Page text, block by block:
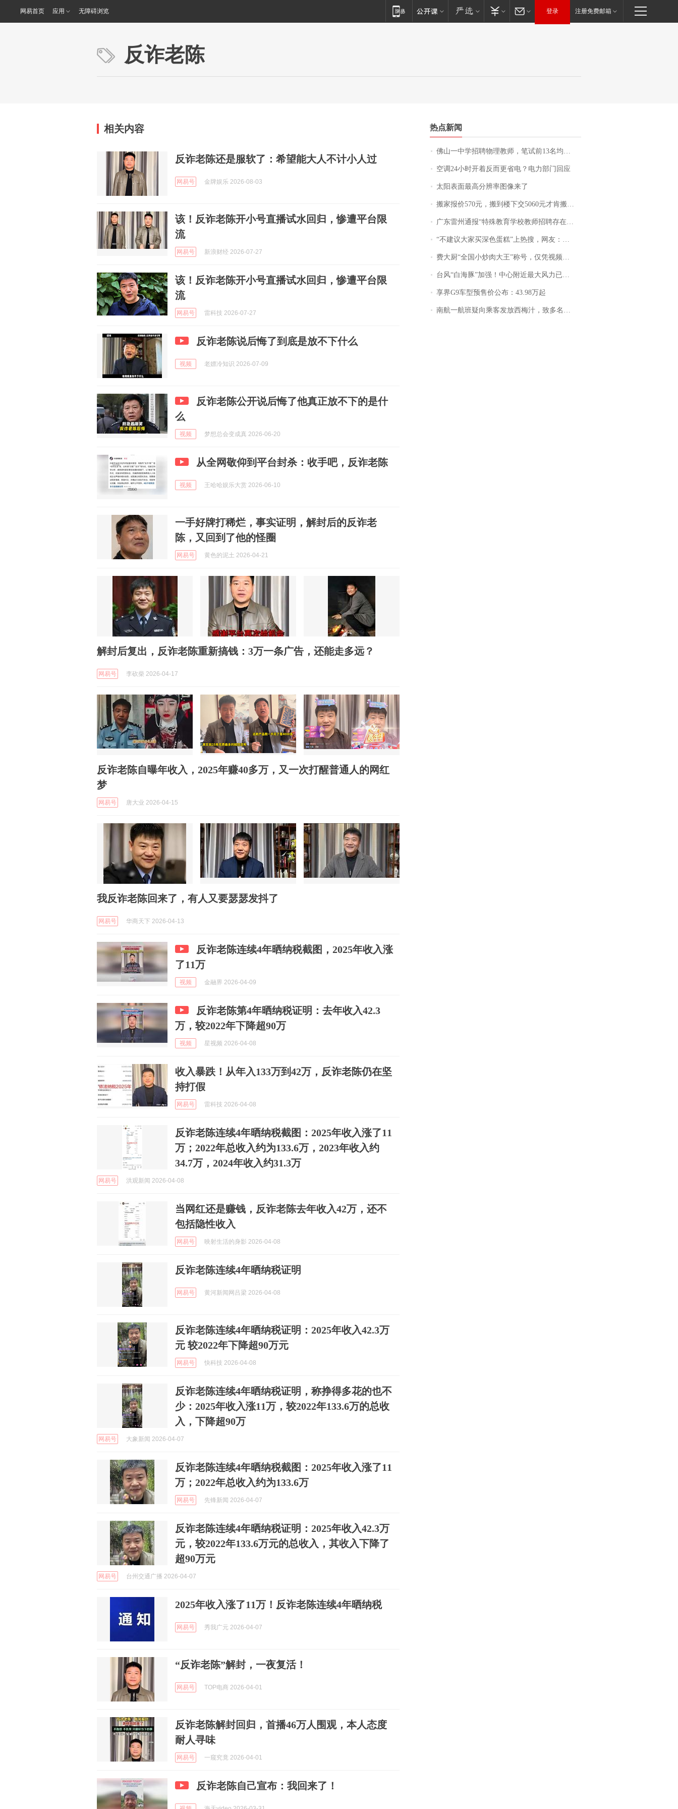
网易首页 应用 无障碍浏览 登录 注册免费邮箱
反诈老陈
相关内容
反诈老陈还是服软了：希望能大人不计小人过
网易号 金牌娱乐 2026-08-03
该！反诈老陈开小号直播试水回归，惨遭平台限
流
网易号 新浪财经 2026-07-27
该！反诈老陈开小号直播试水回归，惨遭平台限
流
网易号 雷科技 2026-07-27
反诈老陈说后悔了到底是放不下什么
视频 老嫖冷知识 2026-07-09
反诈老陈公开说后悔了他真正放不下的是什
么
视频 梦想总会变成真 2026-06-20
从全网敬仰到平台封杀：收手吧，反诈老陈
视频 王哈哈娱乐大赏 2026-06-10
一手好牌打稀烂，事实证明，解封后的反诈老
陈，又回到了他的怪圈
网易号 黄色的泥土 2026-04-21
解封后复出，反诈老陈重新搞钱：3万一条广告，还能走多远？
网易号 李砍柴 2026-04-17
反诈老陈自曝年收入，2025年赚40多万，又一次打醒普通人的网红
梦
网易号 唐大业 2026-04-15
我反诈老陈回来了，有人又要瑟瑟发抖了
网易号 华商天下 2026-04-13
反诈老陈连续4年晒纳税截图，2025年收入涨
了11万
视频 金融界 2026-04-09
反诈老陈第4年晒纳税证明：去年收入42.3
万，较2022年下降超90万
视频 星视频 2026-04-08
收入暴跌！从年入133万到42万，反诈老陈仍在坚
持打假
网易号 雷科技 2026-04-08
反诈老陈连续4年晒纳税截图：2025年收入涨了11
万；2022年总收入约为133.6万，2023年收入约
34.7万，2024年收入约31.3万
网易号 洪观新闻 2026-04-08
当网红还是赚钱，反诈老陈去年收入42万，还不
包括隐性收入
网易号 映射生活的身影 2026-04-08
反诈老陈连续4年晒纳税证明
网易号 黄河新闻网吕梁 2026-04-08
反诈老陈连续4年晒纳税证明：2025年收入42.3万
元 较2022年下降超90万元
网易号 快科技 2026-04-08
反诈老陈连续4年晒纳税证明，称挣得多花的也不
少：2025年收入涨11万，较2022年133.6万的总收
入，下降超90万
网易号 大象新闻 2026-04-07
反诈老陈连续4年晒纳税截图：2025年收入涨了11
万；2022年总收入约为133.6万
网易号 先锋新闻 2026-04-07
反诈老陈连续4年晒纳税证明：2025年收入42.3万
元，较2022年133.6万元的总收入，其收入下降了
超90万元
网易号 台州交通广播 2026-04-07
2025年收入涨了11万！反诈老陈连续4年晒纳税
网易号 秀我广元 2026-04-07
“反诈老陈”解封，一夜复活！
网易号 TOP电商 2026-04-01
反诈老陈解封回归，首播46万人围观，本人态度
耐人寻味
网易号 一窥究竟 2026-04-01
反诈老陈自己宣布：我回来了！
热点新闻
佛山一中学招聘物理教师，笔试前13名均遭淘汰？教育局：已叫停招聘，成立调查组全面核查
空调24小时开着反而更省电？电力部门回应
太阳表面最高分辨率图像来了
搬家报价570元，搬到楼下交5060元才肯搬上楼！女子傻眼了……
广东雷州通报“特殊教育学校教师招聘存在违规行为”：已启动问责程序 副校长被停职
“不建议大家买深色蛋糕”上热搜，网友：天塌了！
费大厨“全国小炒肉大王”称号，仅凭视频评出？中国烹饪协会回应
台风“白海豚”加强！中心附近最大风力已达15级 最新研判
享界G9车型预售价公布：43.98万起
南航一航班疑向乘客发放西梅汁，致多名乘客在飞行途中排队上厕所！乘客：机上100多人只有2个厕所；客服回应：并非每架飞机都会发放西梅汁